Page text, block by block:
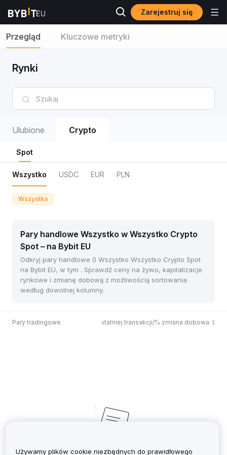
Zarejestruj się
Przegląd Kluczowe metryki
Rynki
Ulubione Crypto
Spot
Wszystko USDC EUR PLN
Wszystko
Pary handlowe Wszystko w Wszystko Crypto
Spot – na Bybit EU
Odkryj pary handlowe 0 Wszystko Wszystko Crypto Spot
na Bybit EU, w tym . Sprawdź ceny na żywo, kapitalizacje
rynkowe i zmianę dobową z możliwością sortowania
według dowolnej kolumny.
Pary tradingowe Cena ostatniej transakcji/% zmiana dobowa
Używamy plików cookie niezbędnych do prawidłowego